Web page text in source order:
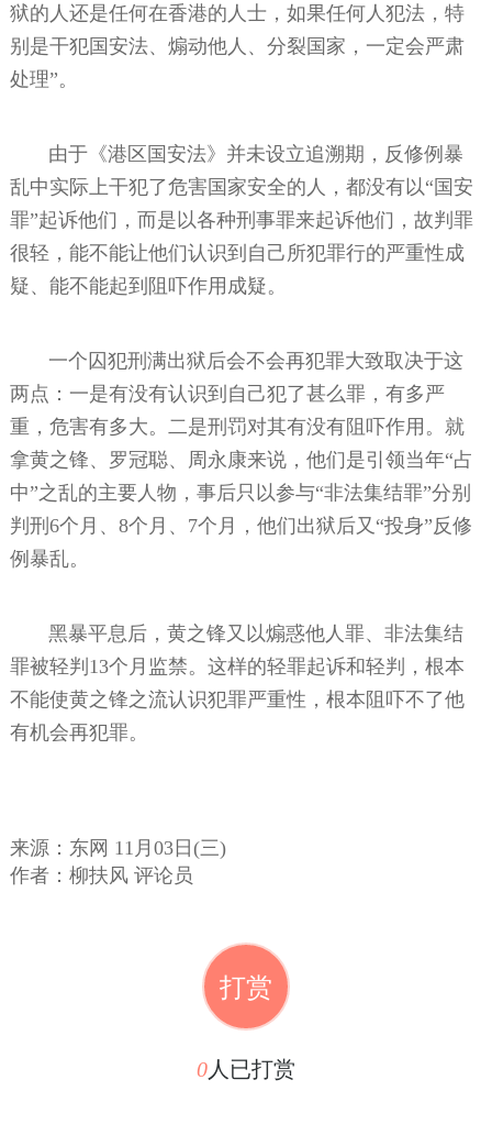
狱的人还是任何在香港的人士，如果任何人犯法，特
别是干犯国安法、煽动他人、分裂国家，一定会严肃
处理”。
由于《港区国安法》并未设立追溯期，反修例暴
乱中实际上干犯了危害国家安全的人，都没有以“国安
罪”起诉他们，而是以各种刑事罪来起诉他们，故判罪
很轻，能不能让他们认识到自己所犯罪行的严重性成
疑、能不能起到阻吓作用成疑。
一个囚犯刑满出狱后会不会再犯罪大致取决于这
两点：一是有没有认识到自己犯了甚么罪，有多严
重，危害有多大。二是刑罚对其有没有阻吓作用。就
拿黄之锋、罗冠聪、周永康来说，他们是引领当年“占
中”之乱的主要人物，事后只以参与“非法集结罪”分别
判刑6个月、8个月、7个月，他们出狱后又“投身”反修
例暴乱。
黑暴平息后，黄之锋又以煽惑他人罪、非法集结
罪被轻判13个月监禁。这样的轻罪起诉和轻判，根本
不能使黄之锋之流认识犯罪严重性，根本阻吓不了他
有机会再犯罪。
来源：东网 11月03日(三)
作者： 柳扶风 评论员
打赏
0人已打赏